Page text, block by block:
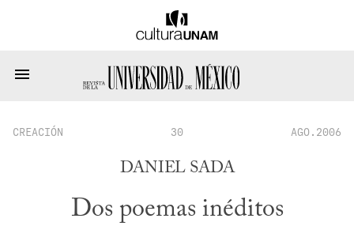
CREACIÓN 30 AGO.2006
DANIEL SADA
Dos poemas inéditos